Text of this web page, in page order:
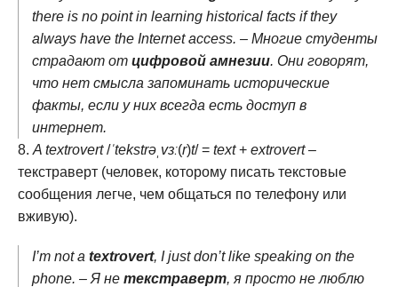
there is no point in learning historical facts if they
always have the Internet access. – Многие студенты
страдают от цифровой амнезии. Они говорят,
что нет смысла запоминать исторические
факты, если у них всегда есть доступ в
интернет.
A textrovert/ˈtekstrəˌvɜː(r)t/ = text+ extrovert–
текстраверт (человек, которому писать текстовые
сообщения легче, чем общаться по телефону или
вживую).
I’m not a textrovert, I just don’t like speaking on the
phone. – Я не текстраверт, я просто не люблю